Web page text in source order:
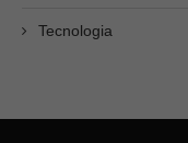
Tecnologia